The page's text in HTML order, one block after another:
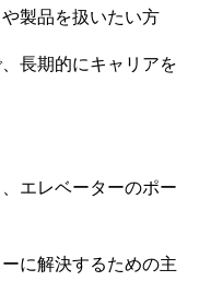
製品を扱いたい方
長期的にキャリアを
エレベーターのポー
に解決するための主